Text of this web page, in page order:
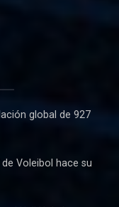
global de 927
de Voleibol hace su